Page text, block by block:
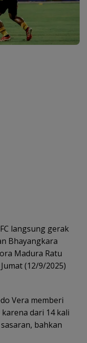
langsung gerak
Bhayangkara
Madura Ratu
(12/9/2025)
Vera memberi
dari 14 kali
bahkan